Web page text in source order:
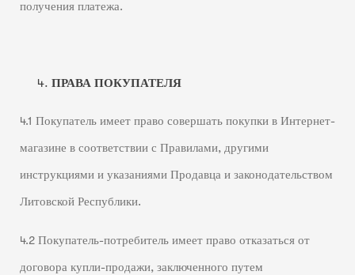
получения платежа.
ПРАВА ПОКУПАТЕЛЯ
4.1 Покупатель имеет право совершать покупки в Интернет-
магазине в соответствии с Правилами, другими
инструкциями и указаниями Продавца и законодательством
Литовской Республики.
4.2 Покупатель-потребитель имеет право отказаться от
договора купли-продажи, заключенного путем